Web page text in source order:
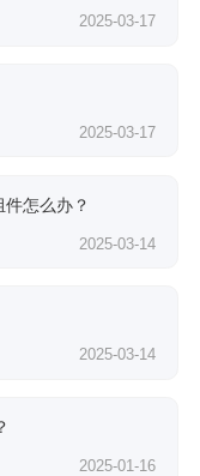
2025-03-17
2025-03-17
怎么办？
2025-03-14
2025-03-14
2025-01-16